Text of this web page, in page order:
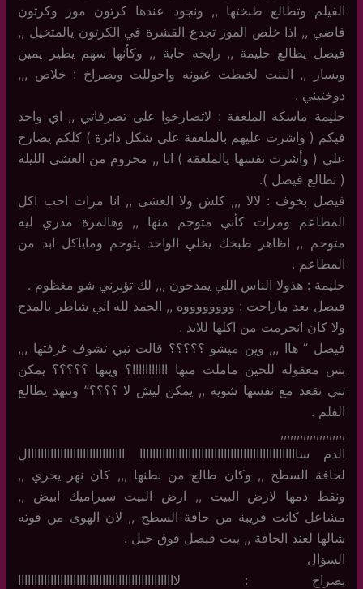
الفيلم وتطالع طبختها ,, ونجود عندها كرتون موز وكرتون
فاضي ,, اذا خلص الموز تجدع القشرة في الكرتون يالمتخيل ,,
فيصل يطالع حليمة ,, رايحه جاية ,, وكأنها سهم يطير يمين
ويسار ,, البنت لخبطت عيونه واحوللت وبصراخ : خلاص ,,,
دوختيني .
حليمة ماسكه الملعقة : لاتصارخوا على تصرفاتي ,, اي واحد
فيكم ( واشرت عليهم بالملعقة على شكل دائرة ) كلكم يصارخ
علي ( وأشرت نفسها يالملعقة ) انا ,, محروم من العشى الليلة
( تطالع فيصل ).
فيصل بخوف : لالا ,,, كلش ولا العشى ,, انا مرات احب اكل
المطاعم ومرات كأني متوحم منها ,, وهالمرة مدري ليه
متوحم ,, اظاهر طبخك يخلي الواحد يتوحم وماياكل ابد من
المطاعم .
حليمة : هذولا الناس اللي يمدحون ,,, لك تؤبرني شو مغظوم .
فيصل بعد ماراحت : ووووووووه ,, الحمد لله اني شاطر بالمدح
ولا كان انحرمت من اكلها للابد .
فيصل ” هاا ,,, وين ميشو ؟؟؟؟؟ قالت تبي تشوف غرفتها ,,,
بس معقولة للحين ماملت منها !!!!!!!!!!!؟ وينها ؟؟؟؟؟ يمكن
تبي تقعد مع نفسها شويه ,, يمكن ليش لا ؟؟؟؟” وتنهد يطالع
الفلم .
,,,,,,,,,,,,,,,,,,,,
الدم سااااااااااااااااااااااااااااااااااااااااااااااااا اااااااااااااااااااااااااااااال
لحافة السطح ,, وكان طالع من بطنها ,,, كان نهر يجري ,,
ونقط دمها لارض البيت ,, ارض البيت سيراميك ابيض ,,
مشاعل كانت قريبة من حافة السطح ,, لان الهوى من قوته
شالها لعند الحافة ,, بيت فيصل فوق جبل .
السؤال
بصراخ : لااااااااااااااااااااااااااااااااااااااااااااااااا